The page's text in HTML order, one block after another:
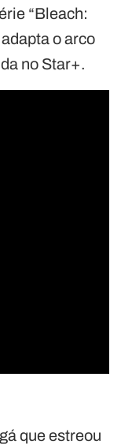
“Bleach:
o arco
no Star+.
que estreou